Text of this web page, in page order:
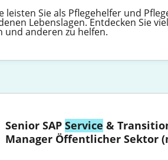
Sie als Pflegehelfer und
Lebenslagen. Entdecken Sie
und anderen zu helfen.
Senior SAP Service &
Manager Öffentlicher Sektor